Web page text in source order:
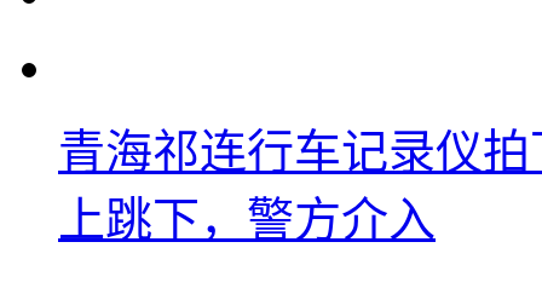
青海祁连行车记录仪
上跳下，警方介入